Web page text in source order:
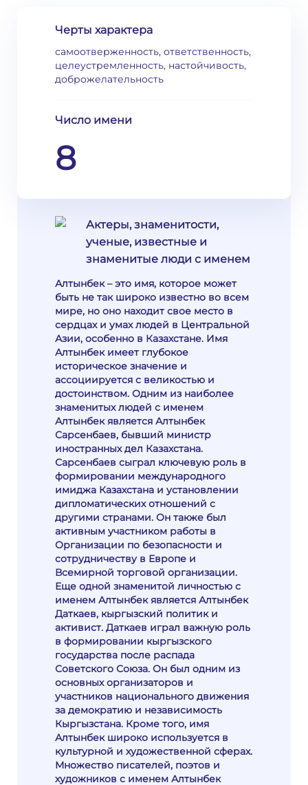
Черты характера
самоотверженность, ответственность,
целеустремленность, настойчивость,
доброжелательность
Число имени
8
Актеры, знаменитости,
ученые, известные и
знаменитые люди с именем
Алтынбек – это имя, которое может
быть не так широко известно во всем
мире, но оно находит свое место в
сердцах и умах людей в Центральной
Азии, особенно в Казахстане. Имя
Алтынбек имеет глубокое
историческое значение и
ассоциируется с великостью и
достоинством. Одним из наиболее
знаменитых людей с именем
Алтынбек является Алтынбек
Сарсенбаев, бывший министр
иностранных дел Казахстана.
Сарсенбаев сыграл ключевую роль в
формировании международного
имиджа Казахстана и установлении
дипломатических отношений с
другими странами. Он также был
активным участником работы в
Организации по безопасности и
сотрудничеству в Европе и
Всемирной торговой организации.
Еще одной знаменитой личностью с
именем Алтынбек является Алтынбек
Даткаев, кыргызский политик и
активист. Даткаев играл важную роль
в формировании кыргызского
государства после распада
Советского Союза. Он был одним из
основных организаторов и
участников национального движения
за демократию и независимость
Кыргызстана. Кроме того, имя
Алтынбек широко используется в
культурной и художественной сферах.
Множество писателей, поэтов и
художников с именем Алтынбек